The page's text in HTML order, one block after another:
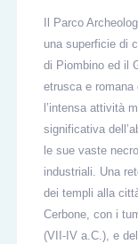
Il Parco
una superficie di
di Piombino ed il
etrusca e romana
l’intensa attività
significativa
le sue vaste
industriali. Una
dei templi alla
Cerbone, con i
(VII-IV a.C.), e